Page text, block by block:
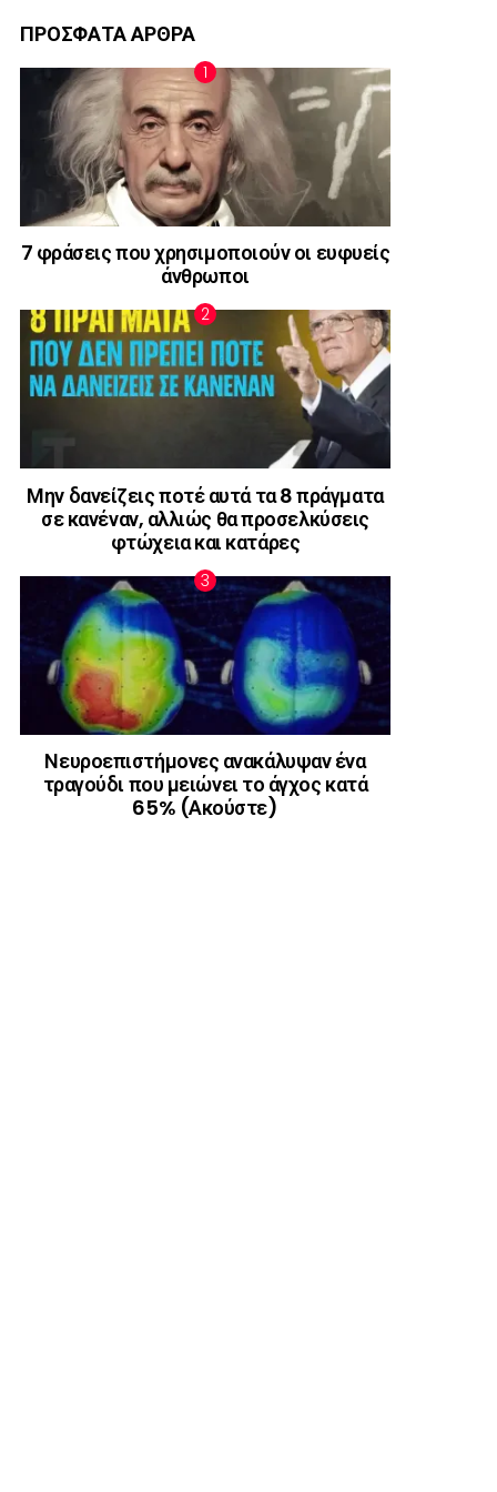
ΠΡΟΣΦΑΤΑ ΑΡΘΡΑ
7 φράσεις που χρησιμοποιούν οι ευφυείς
άνθρωποι
Μην δανείζεις ποτέ αυτά τα 8 πράγματα
σε κανέναν, αλλιώς θα προσελκύσεις
φτώχεια και κατάρες
Νευροεπιστήμονες ανακάλυψαν ένα
τραγούδι που μειώνει το άγχος κατά
65% (Ακούστε)